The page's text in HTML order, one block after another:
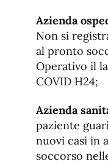
Azienda
Non si
al pronto
Operativo il
COVID H24;
Azienda
paziente
nuovi casi in
soccorso